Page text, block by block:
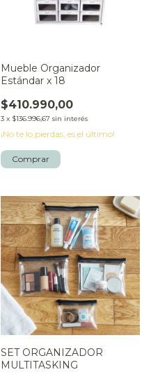
Mueble Organizador
Estándar x 18
$410.990,00
3 x $136.996,67 sin interés
¡No te lo pierdas, es el último!
SET ORGANIZADOR
MULTITASKING